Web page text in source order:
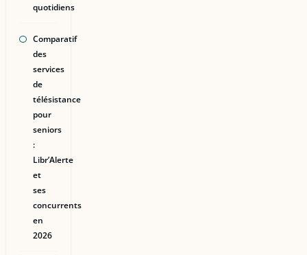
quotidiens
Comparatif
des
services
de
télésistance
pour
seniors
:
Libr’Alerte
et
ses
concurrents
en
2026